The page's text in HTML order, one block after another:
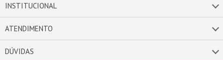
INSTITUCIONAL
ATENDIMENTO
DÚVIDAS